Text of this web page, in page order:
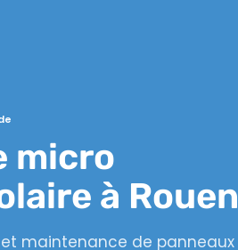
micro
à Rouen
maintenance de panneaux